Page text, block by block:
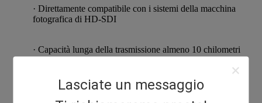
Lasciate un messaggio
· Direttamente compatibile con i sistemi della macchina
fotografica di HD-SDI
· Capacità lunga della trasmissione almeno 10 chilometri
(6.2miles), fino a 80 chilometri
· Input di potere del blocchetto terminali per l'applicazione
industriale